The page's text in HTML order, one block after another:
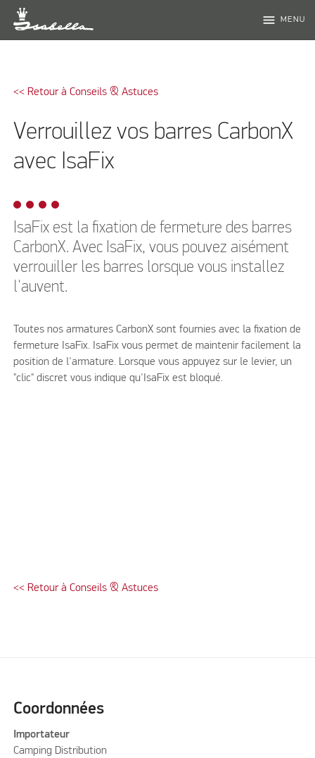
menu MENU
<< Retour à Conseils & Astuces
Verrouillez vos barres CarbonX
avec IsaFix
IsaFix est la fixation de fermeture des barres
CarbonX. Avec IsaFix, vous pouvez aisément
verrouiller les barres lorsque vous installez
l'auvent.
Toutes nos armatures CarbonX sont fournies avec la fixation de
fermeture IsaFix. IsaFix vous permet de maintenir facilement la
position de l'armature. Lorsque vous appuyez sur le levier, un
"clic" discret vous indique qu'IsaFix est bloqué.
<< Retour à Conseils & Astuces
Coordonnées
Importateur
Camping Distribution